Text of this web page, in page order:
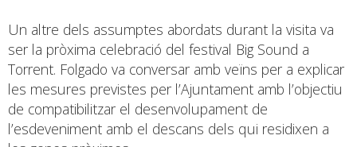
Un altre dels assumptes abordats durant la visita va
ser la pròxima celebració del festival Big Sound a
Torrent. Folgado va conversar amb veïns per a explicar
les mesures previstes per l’Ajuntament amb l’objectiu
de compatibilitzar el desenvolupament de
l’esdeveniment amb el descans dels qui residixen a